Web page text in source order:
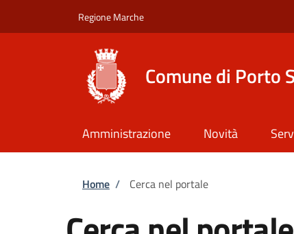
Regione Marche
Comune di Porto
Amministrazione Novità
Briciole di pane
Home / Cerca nel portale